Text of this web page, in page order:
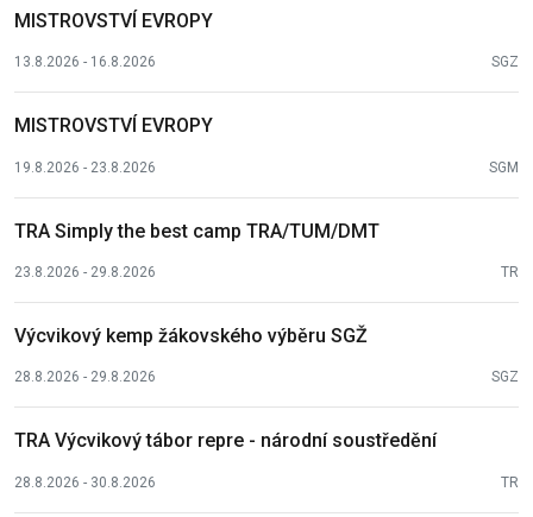
MISTROVSTVÍ EVROPY
13.8.2026 - 16.8.2026 SGZ
MISTROVSTVÍ EVROPY
19.8.2026 - 23.8.2026 SGM
TRA Simply the best camp TRA/TUM/DMT
23.8.2026 - 29.8.2026 TR
Výcvikový kemp žákovského výběru SGŽ
28.8.2026 - 29.8.2026 SGZ
TRA Výcvikový tábor repre - národní soustředění
28.8.2026 - 30.8.2026 TR